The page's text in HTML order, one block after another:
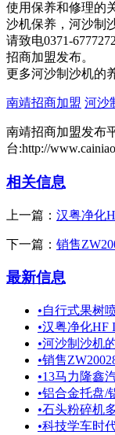
使用保养和修理的
沙机保养，河沙制
请致电0371-
招商加盟发布。
更多河沙制沙机的
南靖招商加盟 河沙
南靖招商加盟发布
台:http://
相关信息
上一篇： 汉粤净化
下一篇： 销售
最新信息
•自行式果树
•汉粤净化HF
•河沙制沙机
•销售
•13马力隆鑫
•铝合金托盘/
•石头粉碎机
•科技学车时